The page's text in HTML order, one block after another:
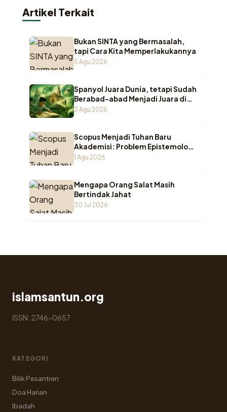
Artikel Terkait
Bukan SINTA yang Bermasalah,
tapi Cara Kita Memperlakukannya
5 Agu 2026
Spanyol Juara Dunia, tetapi Sudah
Berabad-abad Menjadi Juara di
Pesantren Indonesia
3 Agu 2026
Scopus Menjadi Tuhan Baru
Akademisi: Problem Epistemologi
ketika Wasā’il Berubah Menjadi
1 Agu 2026
Mengapa Orang Salat Masih
Bertindak Jahat
30 Jul 2026
islamsantun.org
ISSN: 2746-0657
KATEGORI
Bilik Pesantren
Doa Harian
Ibadah